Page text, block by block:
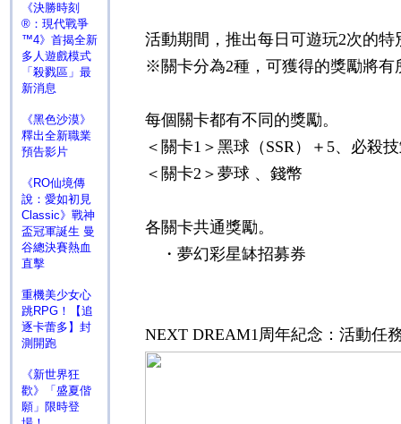
《決勝時刻
®：現代戰爭
™4》首揭全新
多人遊戲模式
「殺戮區」最
新消息
《黑色沙漠》
釋出全新職業
預告影片
《RO仙境傳
說：愛如初見
Classic》戰神
盃冠軍誕生 曼
谷總決賽熱血
直擊
重機美少女心
跳RPG！【追
逐卡蕾多】封
測開跑
《新世界狂
歡》「盛夏偕
願」限時登
活動期間，推出每日可遊玩2次的特
※關卡分為2種，可獲得的獎勵將有
每個關卡都有不同的獎勵。
＜關卡1 ＞黑球（ SSR）＋ 5、必殺
＜關卡2 ＞夢球 、錢幣
各關卡共通獎勵。
・夢幻彩星缽招募券
NEXT DREAM1周年紀念：活動任